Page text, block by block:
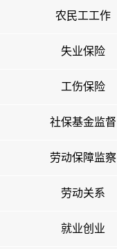
农民工工作
失业保险
工伤保险
社保基金监督
劳动保障监察
劳动关系
就业创业